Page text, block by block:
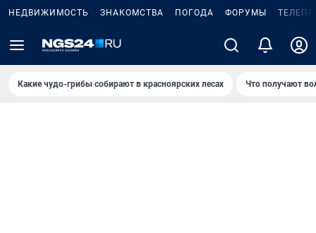
НЕДВИЖИМОСТЬ ЗНАКОМСТВА ПОГОДА ФОРУМЫ
Какие чудо-грибы собирают в красноярских лесах Что получают